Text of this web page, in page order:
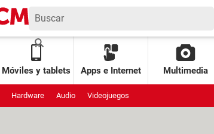
Móviles y tablets Apps e Internet Multimedia
Hardware Audio Videojuegos